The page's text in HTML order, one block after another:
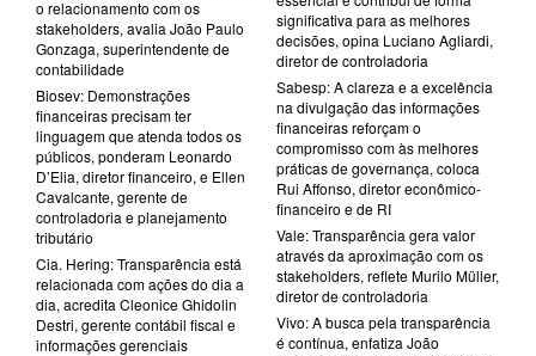
o relacionamento com os
stakeholders, avalia João Paulo
Gonzaga, superintendente de
contabilidade
Biosev: Demonstrações
financeiras precisam ter
linguagem que atenda todos os
públicos, ponderam Leonardo
D’Elia, diretor financeiro, e Ellen
Cavalcante, gerente de
controladoria e planejamento
tributário
Cia. Hering: Transparência está
relacionada com ações do dia a
dia, acredita Cleonice Ghidolin
Destri, gerente contábil fiscal e
informações gerenciais
significativa para as melhores
decisões, opina Luciano Agliardi,
diretor de controladoria
Sabesp: A clareza e a excelência
na divulgação das informações
financeiras reforçam o
compromisso com às melhores
práticas de governança, coloca
Rui Affonso, diretor econômico-
financeiro e de RI
Vale: Transparência gera valor
através da aproximação com os
stakeholders, reflete Murilo Müller,
diretor de controladoria
Vivo: A busca pela transparência
é contínua, enfatiza João